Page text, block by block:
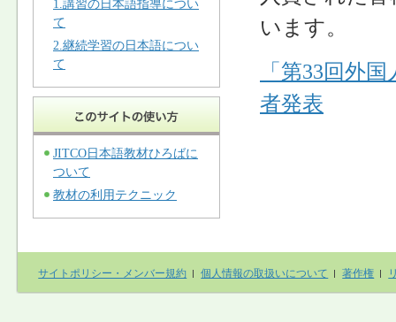
1.講習の日本語指導につい
て
2.継続学習の日本語につい
て
JITCO日本語教材ひろばに
ついて
教材の利用テクニック
います。
「第33回外
者発表
サイトポリシー・メンバー規約 個人情報の取扱いについて 著作権